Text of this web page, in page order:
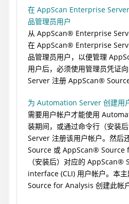
在 AppScan Enterprise
品管理员用户
从 AppScan® Enterprise
在 AppScan® Enterprise
品管理员用户，以便管理
用户后，必须使用管理员凭证向
Server 注册 AppScan®
为 Automation Server 创建用
需要用户帐户才能使用
装期间，或通过命令行（安装
Server 注册该用户帐户。然后
Source 或 AppScan® Source
（安装后）对应的 AppScan®
interface (CLI) 用户帐户。本
Source for Analysis 创建此帐